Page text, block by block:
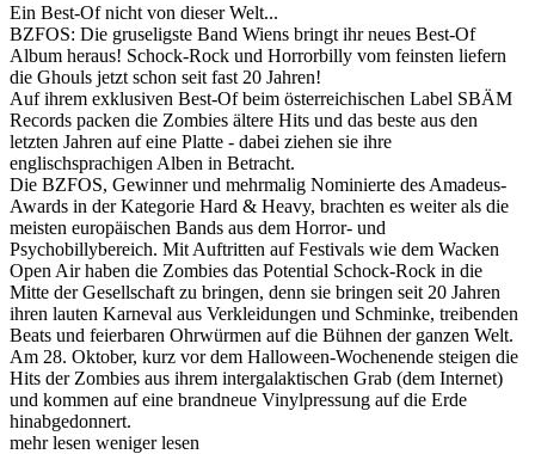
Ein Best-Of nicht von dieser Welt...
BZFOS: Die gruseligste Band Wiens bringt ihr neues Best-Of
Album heraus! Schock-Rock und Horrorbilly vom feinsten liefern
die Ghouls jetzt schon seit fast 20 Jahren!
Auf ihrem exklusiven Best-Of beim österreichischen Label SBÄM
Records packen die Zombies ältere Hits und das beste aus den
letzten Jahren auf eine Platte - dabei ziehen sie ihre
englischsprachigen Alben in Betracht.
Die BZFOS, Gewinner und mehrmalig Nominierte des Amadeus-
Awards in der Kategorie Hard & Heavy, brachten es weiter als die
meisten europäischen Bands aus dem Horror- und
Psychobillybereich. Mit Auftritten auf Festivals wie dem Wacken
Open Air haben die Zombies das Potential Schock-Rock in die
Mitte der Gesellschaft zu bringen, denn sie bringen seit 20 Jahren
ihren lauten Karneval aus Verkleidungen und Schminke, treibenden
Beats und feierbaren Ohrwürmen auf die Bühnen der ganzen Welt.
Am 28. Oktober, kurz vor dem Halloween-Wochenende steigen die
Hits der Zombies aus ihrem intergalaktischen Grab (dem Internet)
und kommen auf eine brandneue Vinylpressung auf die Erde
hinabgedonnert.
mehr lesen weniger lesen